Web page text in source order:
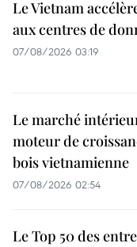
Le Vietnam
aux centres de
07/08/2026 03:19
Le marché
moteur de
bois vietnamienne
07/08/2026 02:54
Le Top 50 des